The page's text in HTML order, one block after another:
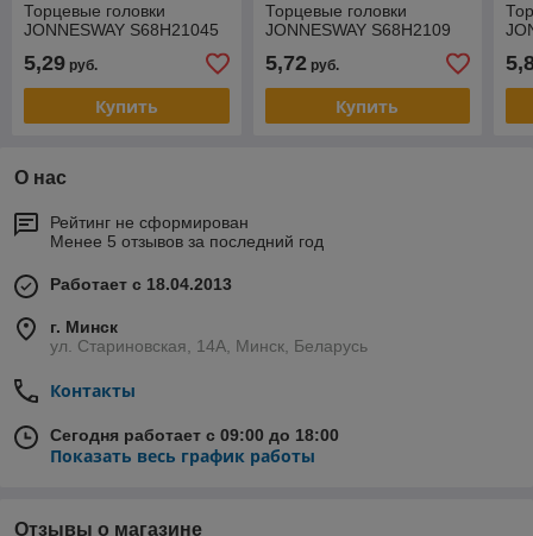
Торцевые головки
JONNESWAY S68H21045
5,29 руб.
Купить
Торцевые головки
JONNESWAY S68H2109
5,72руб.
Купить
О нас
Рейтинг не сформирован
Менее 5 отзывов за последний год
Работает с 18.04.2013
г. Минск
ул. Стариновская, 14А, Минск, Беларусь
Контакты
Сегодня работает с 09:00 до 18:00
Показать весь график работы
Отзывы о магазине